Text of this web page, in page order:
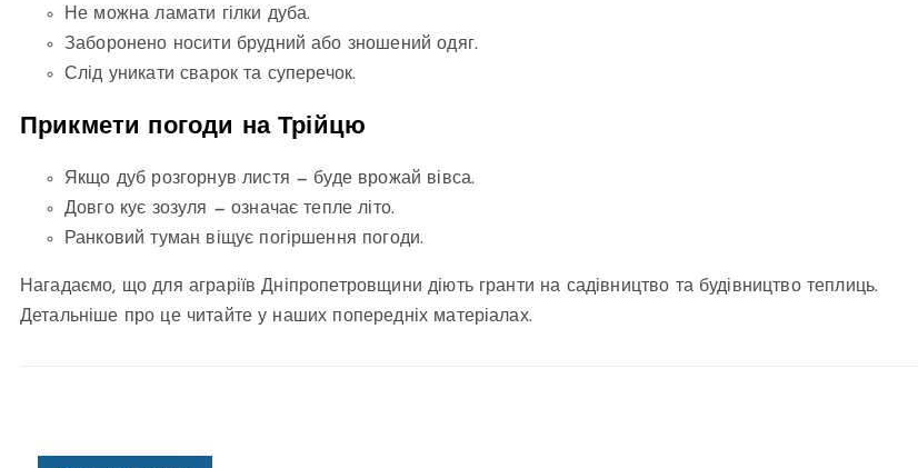
Не можна ламати гілки дуба.
Заборонено носити брудний або зношений одяг.
Слід уникати сварок та суперечок.
Прикмети погоди на Трійцю
Якщо дуб розгорнув листя — буде врожай вівса.
Довго кує зозуля — означає тепле літо.
Ранковий туман віщує погіршення погоди.
Нагадаємо, що для аграріїв Дніпропетровщини діють гранти на садівництво та будівництво теплиць.
Детальніше про це читайте у наших попередніх матеріалах.